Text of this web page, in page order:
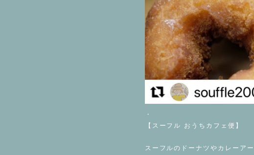
・
【スーフル おうちカフェ便】
スーフルのドーナツやカレーア